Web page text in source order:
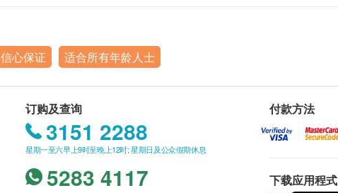
信心保证 适合所有年龄人士
订购及查询
3151 2288
星期一至六早上9时至晚上12时; 星期日及公众假期休息
5283 4117
付款方法
下载应用程式